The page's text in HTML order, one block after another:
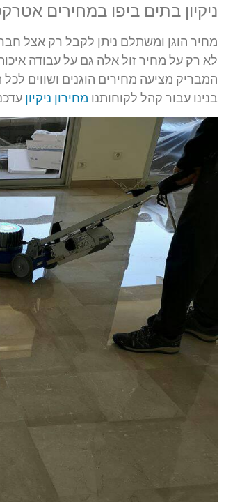
ניקיון בתים ביפו במחירים
מחיר הוגן ומשתלם ניתן לקבל רק אצל
לא רק על מחיר זול אלה גם על עבודה
המבריק מציעה מחירים הוגנים ושווים
בנינו עבור קהל לקוחותנו מחירון ניקיון